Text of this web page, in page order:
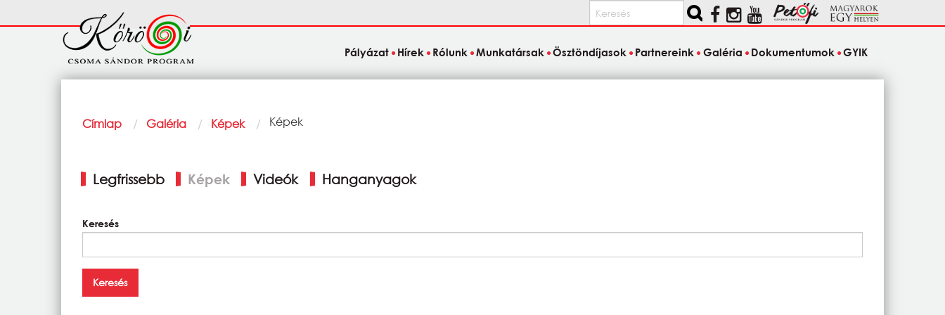
Keresés
Fő
navigáció
Pályázat Hírek Rólunk Munkatársak Ösztöndíjasok Partnereink Galéria Dokumentumok GYIK
Morzsa
Címlap Galéria Képek Current:
Képek
fülek
Legfrissebb Képek Videók Hanganyagok
Keresés